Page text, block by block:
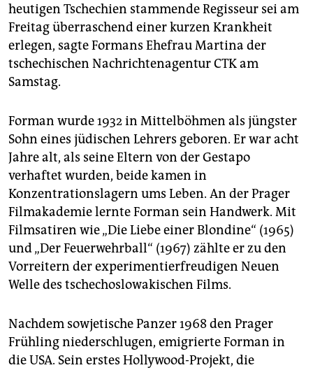
abo
genossenschaft
epaper login
heutigen Tschechien stammende Regisseur sei am
Freitag überraschend einer kurzen Krankheit
erlegen, sagte Formans Ehefrau Martina der
tschechischen Nachrichtenagentur CTK am
Samstag.
Forman wurde 1932 in Mittelböhmen als jüngster
Sohn eines jüdischen Lehrers geboren. Er war acht
Jahre alt, als seine Eltern von der Gestapo
verhaftet wurden, beide kamen in
Konzentrationslagern ums Leben. An der Prager
Filmakademie lernte Forman sein Handwerk. Mit
Filmsatiren wie „Die Liebe einer Blondine“ (1965)
und „Der Feuerwehrball“ (1967) zählte er zu den
Vorreitern der experimentierfreudigen Neuen
Welle des tschechoslowakischen Films.
Nachdem sowjetische Panzer 1968 den Prager
Frühling niederschlugen, emigrierte Forman in
die USA. Sein erstes Hollywood-Projekt, die